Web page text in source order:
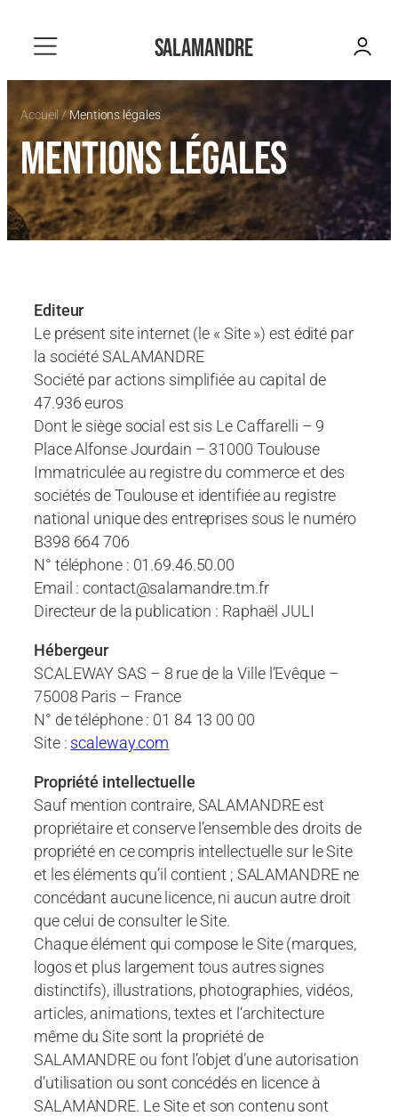
Accueil /Mentions légales
Mentions légales
Editeur
Le présent site internet (le « Site ») est édité par
la société SALAMANDRE
Société par actions simplifiée au capital de
47.936 euros
Dont le siège social est sis Le Caffarelli – 9
Place Alfonse Jourdain – 31000 Toulouse
Immatriculée au registre du commerce et des
sociétés de Toulouse et identifiée au registre
national unique des entreprises sous le numéro
B398 664 706
N° téléphone : 01.69.46.50.00
Email : contact@salamandre.tm.fr
Directeur de la publication : Raphaël JULI
Hébergeur
SCALEWAY SAS – 8 rue de la Ville l’Evêque –
75008 Paris – France
N° de téléphone : 01 84 13 00 00
Site : scaleway.com
Propriété intellectuelle
Sauf mention contraire, SALAMANDRE est
propriétaire et conserve l’ensemble des droits de
propriété en ce compris intellectuelle sur le Site
et les éléments qu’il contient ; SALAMANDRE ne
concédant aucune licence, ni aucun autre droit
que celui de consulter le Site.
Chaque élément qui compose le Site (marques,
logos et plus largement tous autres signes
distinctifs), illustrations, photographies, vidéos,
articles, animations, textes et l‘architecture
même du Site sont la propriété de
SALAMANDRE ou font l’objet d’une autorisation
d’utilisation ou sont concédés en licence à
SALAMANDRE. Le Site et son contenu sont